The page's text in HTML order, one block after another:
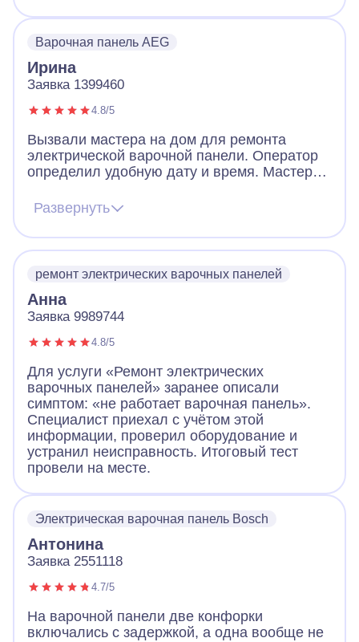
Варочная панель AEG
Ирина
Заявка 1399460
4.8/5
Вызвали мастера на дом для ремонта
электрической варочной панели. Оператор
определил удобную дату и время. Мастер
предупредил звонком, что скоро будет на
месте. По приходу надел сменную обувь,
что очень обрадовало! Посмотрел панель,
объяснил в чем дело. За короткое время
устранил неполадки, заменив детали.
Работа понравилась!
Развернуть
ремонт электрических варочных панелей
Анна
Заявка 9989744
4.8/5
Для услуги «Ремонт электрических
варочных панелей» заранее описали
симптом: «не работает варочная панель».
Специалист приехал с учётом этой
информации, проверил оборудование и
устранил неисправность. Итоговый тест
провели на месте.
Электрическая варочная панель Bosch
Антонина
Заявка 2551118
4.7/5
На варочной панели две конфорки
включались с задержкой, а одна вообще не